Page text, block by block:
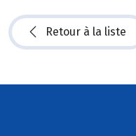
Retour à la liste